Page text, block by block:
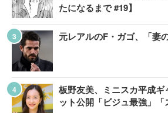
たになるまで #19】
元レアルのF・ガゴ、「妻
板野友美、ミニスカ平成ギ
ット公開「ビジュ最強」